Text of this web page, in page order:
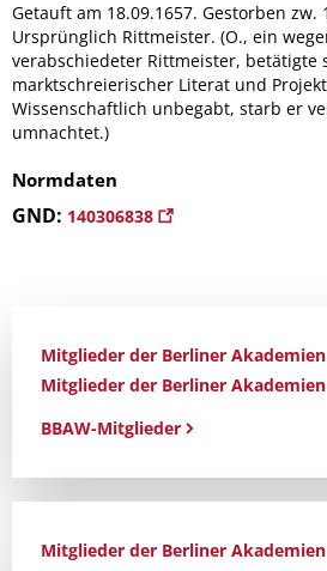
Getauft am 18.09.1657. Gestorben zw.
Ursprünglich Rittmeister. (O., ein
verabschiedeter Rittmeister, betätigte
marktschreierischer Literat und
Wissenschaftlich unbegabt, starb er
umnachtet.)
Normdaten
GND: 140306838
Mitglieder der Berliner
Mitglieder der Berliner
BBAW-Mitglieder
Mitglieder der Berliner